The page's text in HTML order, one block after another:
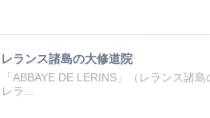
レランス諸島の大修道院
「ABBAYE DE LERINS」（レランス諸
レラ...